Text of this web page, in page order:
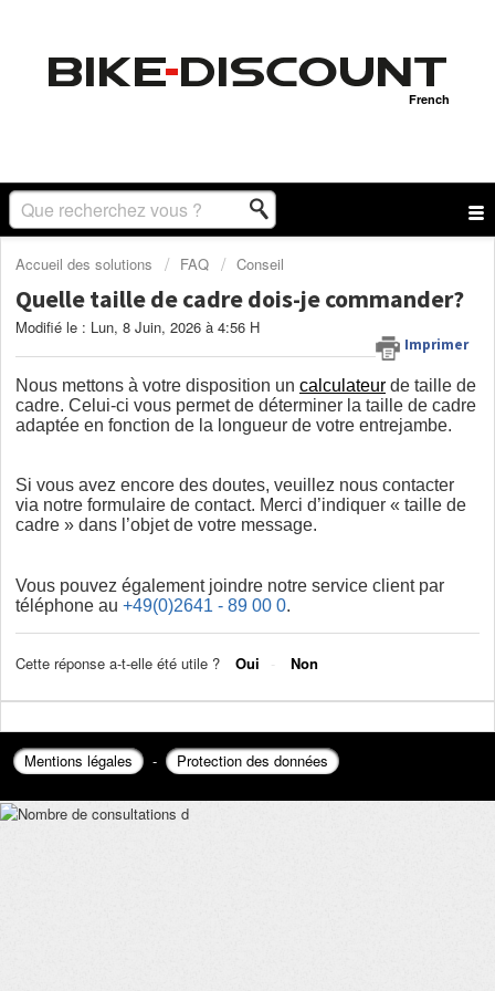
French
Accueil des solutions FAQ Conseil
Quelle taille de cadre dois-je commander?
Imprimer
Modifié le : Lun, 8 Juin, 2026 à 4:56 H
Nous mettons à votre disposition un calculateur de taille de
cadre. Celui-ci vous permet de déterminer la taille de cadre
adaptée en fonction de la longueur de votre entrejambe.
Si vous avez encore des doutes, veuillez nous contacter
via notre formulaire de contact. Merci d’indiquer « taille de
cadre » dans l’objet de votre message.
Vous pouvez également joindre notre service client par
téléphone au +49(0)2641 - 89 00 0.
Cette réponse a-t-elle été utile ? Oui Non
Mentions légales - Protection des données